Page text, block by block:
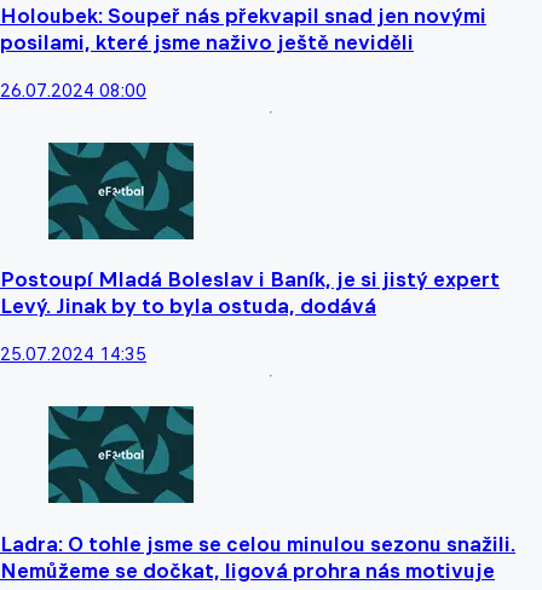
Holoubek: Soupeř nás překvapil snad jen novými
posilami, které jsme naživo ještě neviděli
26.07.2024 08:00
Postoupí Mladá Boleslav i Baník, je si jistý expert
Levý. Jinak by to byla ostuda, dodává
25.07.2024 14:35
Ladra: O tohle jsme se celou minulou sezonu snažili.
Nemůžeme se dočkat, ligová prohra nás motivuje